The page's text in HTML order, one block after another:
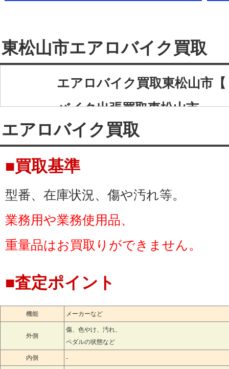
東松山市エアロバイク買取
エアロバイク買取東松山市
バイク出張買取東松山市
リサイクルショップ ネクス
取、エアロバイク出張買取
毛塚・小松原町・神戸・五領
桜山台・沢口町・材木町・下
下唐子・下野本・正代・新郷
神明町・砂田町・高坂・田木
エアロバイク買取
■買取基準
型番、在庫状況、傷や汚れ等。
業務用や業務使用品、
重量品はお買取りができません。
■査定ポイント
機能 メーカーなど
外側
傷、色やけ、汚れ、
ペダルの状態など
内側 -